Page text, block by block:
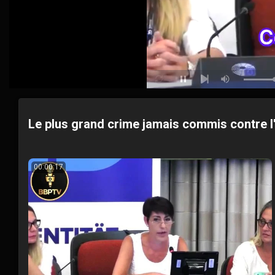
Loop
Pause
Next
Mute
Le plus grand crime jamais commis contre
00:00:17